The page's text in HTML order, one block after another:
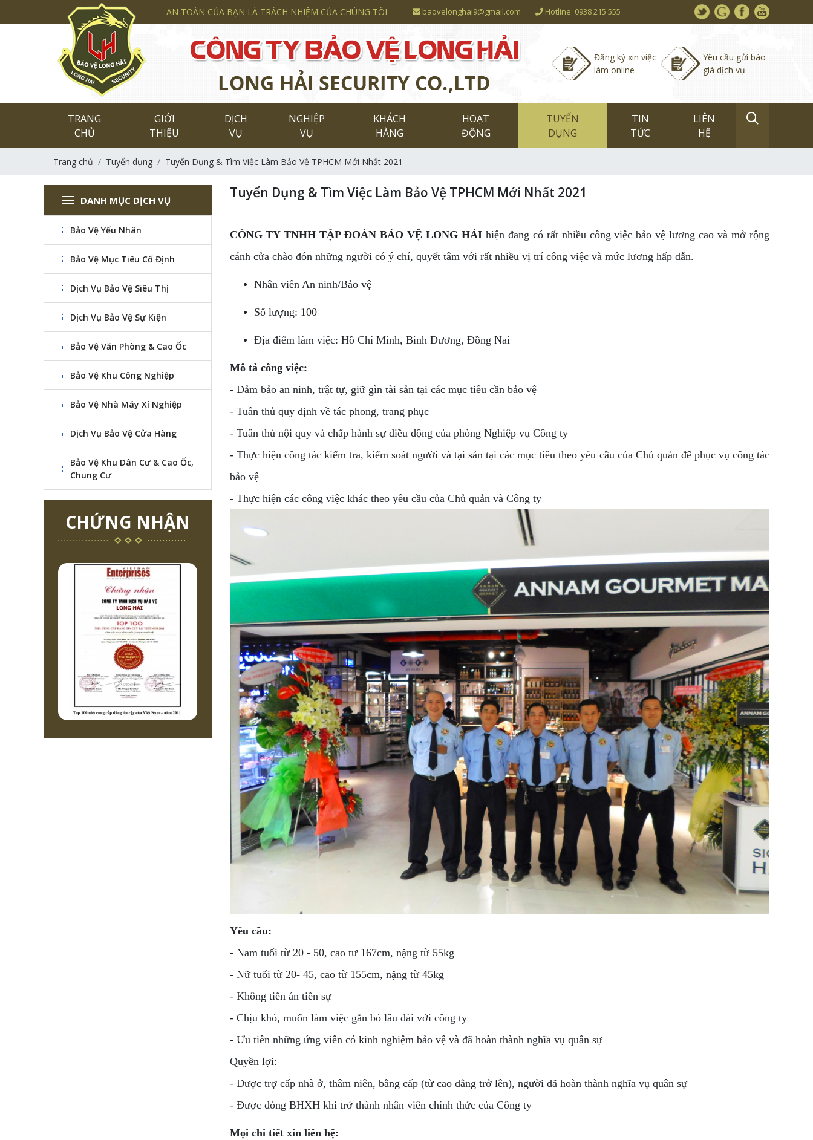
AN TOÀN CỦA BẠN LÀ TRÁCH NHIỆM CỦA CHÚNG TÔI baovelonghai9@gmail.com Hotline: 0938 215 555
Đăng ký xin việc
làm online
Yêu cầu gửi báo
giá dịch vụ
TRANG
CHỦ
GIỚI
THIỆU
DỊCH
VỤ
NGHIỆP
VỤ
KHÁCH
HÀNG
HOẠT
ĐỘNG
TUYỂN
DỤNG
TIN
TỨC
LIÊN
HỆ
Trang chủ Tuyển dụng Tuyển Dụng & Tìm Việc Làm Bảo Vệ TPHCM Mới Nhất 2021
DANH MỤC DỊCH VỤ
Bảo Vệ Yếu Nhân
Bảo Vệ Mục Tiêu Cố Định
Dịch Vụ Bảo Vệ Siêu Thị
Dịch Vụ Bảo Vệ Sự Kiện
Bảo Vệ Văn Phòng & Cao Ốc
Bảo Vệ Khu Công Nghiệp
Bảo Vệ Nhà Máy Xí Nghiệp
Dịch Vụ Bảo Vệ Cửa Hàng
Bảo Vệ Khu Dân Cư & Cao Ốc,
Chung Cư
CHỨNG NHẬN
Tuyển Dụng & Tìm Việc Làm Bảo Vệ TPHCM Mới Nhất 2021
CÔNG TY TNHH TẬP ĐOÀN BẢO VỆ LONG HẢI hiện đang có rất nhiều công việc bảo vệ lương cao và mở rộng
cánh cửa chào đón những người có ý chí, quyết tâm với rất nhiều vị trí công việc và mức lương hấp dẫn.
Nhân viên An ninh/Bảo vệ
Số lượng: 100
Địa điểm làm việc: Hồ Chí Minh, Bình Dương, Đồng Nai
Mô tả công việc:
- Đảm bảo an ninh, trật tự, giữ gìn tài sản tại các mục tiêu cần bảo vệ
- Tuân thủ quy định về tác phong, trang phục
- Tuân thủ nội quy và chấp hành sự điều động của phòng Nghiệp vụ Công ty
- Thực hiện công tác kiểm tra, kiểm soát người và tại sản tại các mục tiêu theo yêu cầu của Chủ quản để phục vụ công tác
bảo vệ
- Thực hiện các công việc khác theo yêu cầu của Chủ quản và Công ty
Yêu cầu:
- Nam tuổi từ 20 - 50, cao tư 167cm, nặng từ 55kg
- Nữ tuổi từ 20- 45, cao từ 155cm, nặng từ 45kg
- Không tiền án tiền sự
- Chịu khó, muốn làm việc gắn bó lâu dài với công ty
- Ưu tiên những ứng viên có kinh nghiệm bảo vệ và đã hoàn thành nghĩa vụ quân sự
Quyền lợi:
- Được trợ cấp nhà ở, thâm niên, bằng cấp (từ cao đẳng trở lên), người đã hoàn thành nghĩa vụ quân sự
- Được đóng BHXH khi trở thành nhân viên chính thức của Công ty
Mọi chi tiết xin liên hệ: